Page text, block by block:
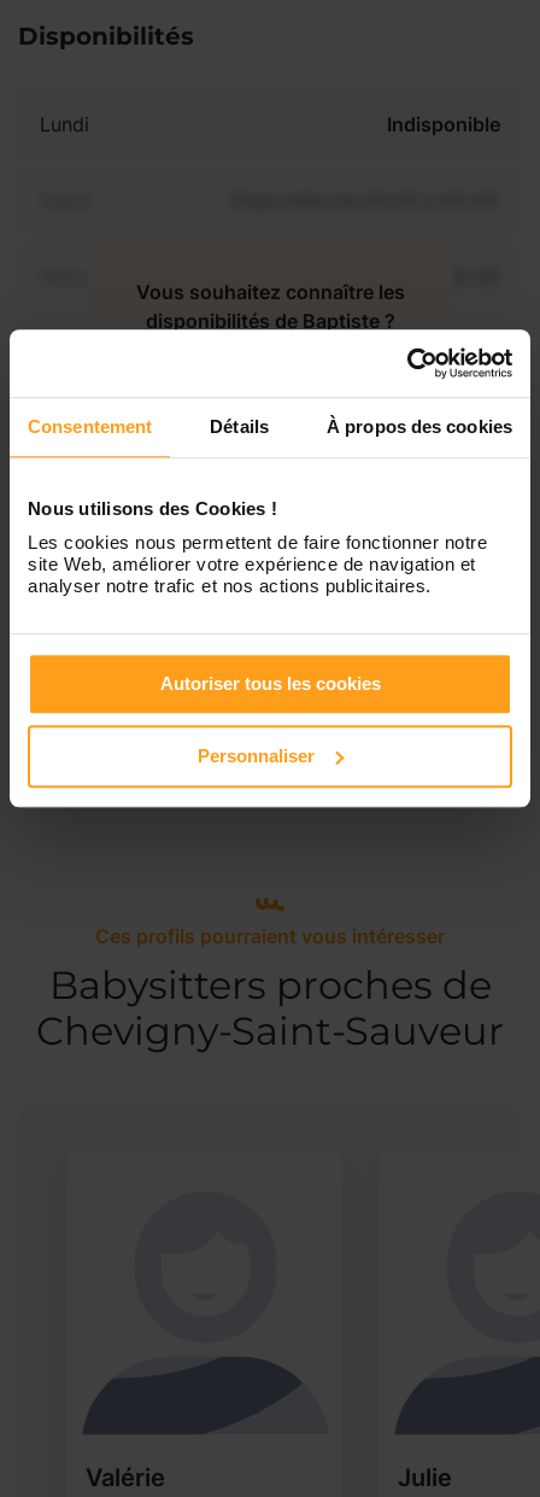
Consentement Détails À propos des cookies
Nous utilisons des Cookies !
Les cookies nous permettent de faire fonctionner notre
site Web, améliorer votre expérience de navigation et
analyser notre trafic et nos actions publicitaires.
Autoriser tous les cookies
Personnaliser
Disponibilités
Lundi Indisponible
Disponible de 00:00 à 00:00
Vendredi Disponible de 00:00 à 00:00
Samedi Disponible de 00:00 à 00:00
Dimanche Disponible de 00:00 à 00:00
Vous souhaitez connaître les
disponibilités de Baptiste ?
Contactez-nous
Services proposés
Ces profils pourraient vous intéresser
Babysitters proches de
Chevigny-Saint-Sauveur
Valérie Julie